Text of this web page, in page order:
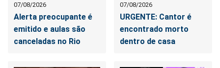
07/08/2026
Alerta preocupante é
emitido e aulas são
canceladas no Rio
07/08/2026
URGENTE: Cantor é
encontrado morto
dentro de casa